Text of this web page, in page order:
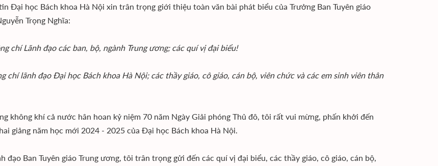
Đại học Bách khoa Hà Nội xin trân trọng giới thiệu toàn văn bài phát biểu của Trưởng Ban Tuyên giáo
Trọng Nghĩa:
chí Lãnh đạo các ban, bộ, ngành Trung ương; các quí vị đại biểu!
chí lãnh đạo Ðại học Bách khoa Hà Nội; các thầy giáo, cô giáo, cán bộ, viên chức và các em sinh viên thân
không khí cả nước hân hoan kỷ niệm 70 năm Ngày Giải phóng Thủ đô, tôi rất vui mừng, phấn khởi đến
giảng năm học mới 2024 - 2025 của Ðại học Bách khoa Hà Nội.
đạo Ban Tuyên giáo Trung ương, tôi trân trọng gửi đến các quí vị đại biểu, các thầy giáo, cô giáo, cán bộ,